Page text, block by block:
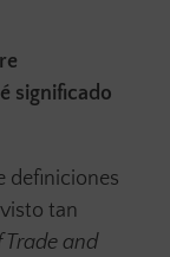
significado
definiciones
tan
and